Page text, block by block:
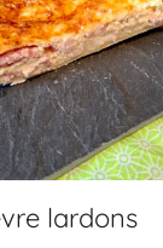
lardons